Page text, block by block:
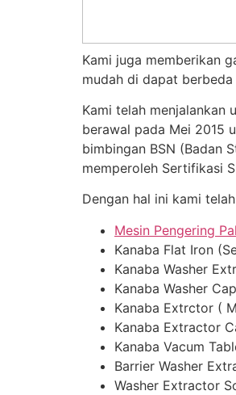
Kami juga memberikan
mudah di dapat
Kami telah menjalankan
berawal pada Mei 2015
bimbingan BSN (Badan
memperoleh Sertifikasi
Dengan hal ini kami
Mesin Pengering
Kanaba Flat Iron
Kanaba Washer
Kanaba Washer
Kanaba Extrctor (
Kanaba Extractor
Kanaba Vacum
Barrier Washer
Washer Extractor